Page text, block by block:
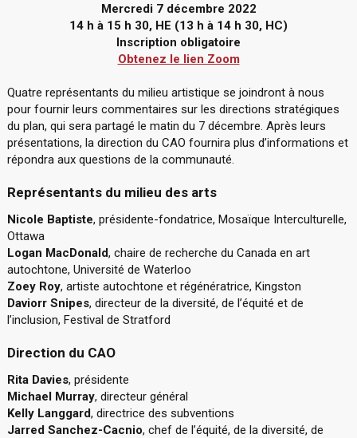
Mercredi 7 décembre 2022
14 h à 15 h 30, HE (13 h à 14 h 30, HC)
Inscription obligatoire
Obtenez le lien Zoom
Quatre représentants du milieu artistique se joindront à nous
pour fournir leurs commentaires sur les directions stratégiques
du plan, qui sera partagé le matin du 7 décembre. Après leurs
présentations, la direction du CAO fournira plus d’informations et
répondra aux questions de la communauté.
Représentants du milieu des arts
Nicole Baptiste, présidente-fondatrice, Mosaïque Interculturelle,
Ottawa
Logan MacDonald, chaire de recherche du Canada en art
autochtone, Université de Waterloo
Zoey Roy, artiste autochtone et régénératrice, Kingston
Daviorr Snipes, directeur de la diversité, de l’équité et de
l’inclusion, Festival de Stratford
Direction du CAO
Rita Davies, présidente
Michael Murray, directeur général
Kelly Langgard, directrice des subventions
Jarred Sanchez-Cacnio, chef de l’équité, de la diversité, de